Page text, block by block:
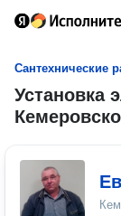
Сантехнические
Установка